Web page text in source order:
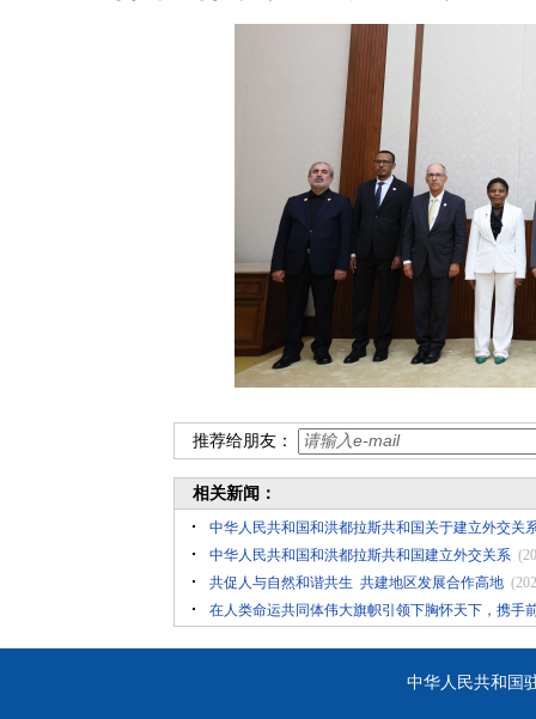
推荐给朋友：
相关新闻：
中华人民共和国和洪都拉斯共和国关于建立外交关
中华人民共和国和洪都拉斯共和国建立外交关系
共促人与自然和谐共生 ​共建地区发展合作高地
在人类命运共同体伟大旗帜引领下胸怀天下，携手
中华人民共和国